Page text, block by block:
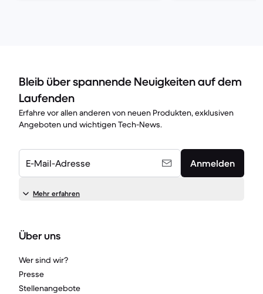
Bleib über spannende Neuigkeiten auf dem
Laufenden
Erfahre vor allen anderen von neuen Produkten, exklusiven
Angeboten und wichtigen Tech-News.
E-Mail-Adresse Anmelden
Mehr erfahren
Über uns
Wer sind wir?
Presse
Stellenangebote